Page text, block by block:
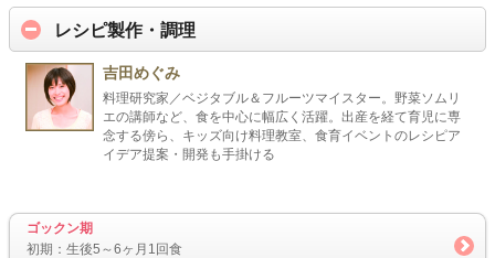
レシピ製作・調理
吉田めぐみ
料理研究家／ベジタブル＆フルーツマイスター。野菜ソムリ
エの講師など、食を中心に幅広く活躍。出産を経て育児に専
念する傍ら、キッズ向け料理教室、食育イベントのレシピア
イデア提案・開発も手掛ける
ゴックン期
初期：生後5～6ヶ月1回食